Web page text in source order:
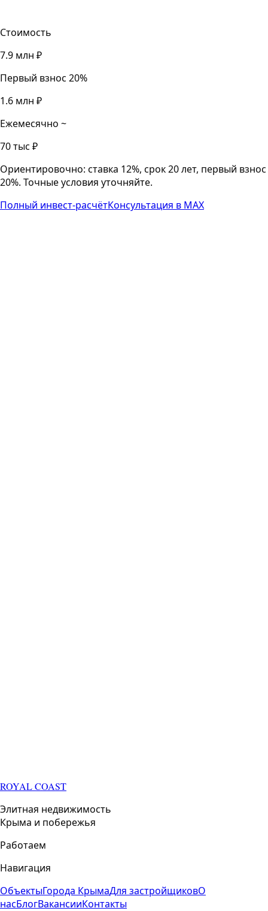
Стоимость
7.9 млн ₽
Первый взнос 20%
1.6 млн ₽
Ежемесячно ~
70 тыс ₽
Ориентировочно: ставка 12%, срок 20 лет, первый взнос
20%. Точные условия уточняйте.
Полный инвест-расчётКонсультация в MAX
ROYAL COAST
Элитная недвижимость
Крыма и побережья
Работаем
Навигация
ОбъектыГорода КрымаДля застройщиковО
насБлогВакансииКонтакты